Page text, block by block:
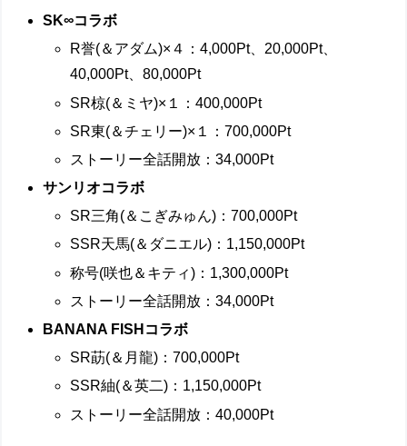
SK∞コラボ
R誉(＆アダム)×４：4,000Pt、20,000Pt、
40,000Pt、80,000Pt
SR椋(＆ミヤ)×１：400,000Pt
SR東(＆チェリー)×１：700,000Pt
ストーリー全話開放：34,000Pt
サンリオコラボ
SR三角(＆こぎみゅん)：700,000Pt
SSR天馬(＆ダニエル)：1,150,000Pt
称号(咲也＆キティ)：1,300,000Pt
ストーリー全話開放：34,000Pt
BANANA FISHコラボ
SR莇(＆月龍)：700,000Pt
SSR紬(＆英二)：1,150,000Pt
ストーリー全話開放：40,000Pt